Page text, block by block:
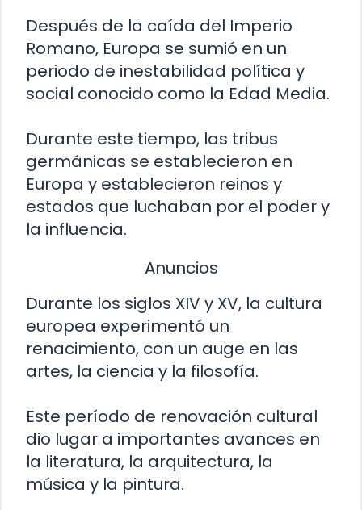
Después de la caída del Imperio
Romano, Europa se sumió en un
periodo de inestabilidad política y
social conocido como la Edad Media.
Durante este tiempo, las tribus
germánicas se establecieron en
Europa y establecieron reinos y
estados que luchaban por el poder y
la influencia.
Anuncios
Durante los siglos XIV y XV, la cultura
europea experimentó un
renacimiento, con un auge en las
artes, la ciencia y la filosofía.
Este período de renovación cultural
dio lugar a importantes avances en
la literatura, la arquitectura, la
música y la pintura.